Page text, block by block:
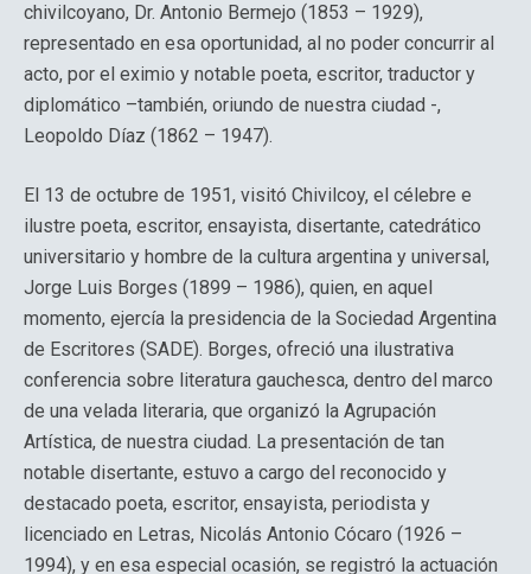
chivilcoyano, Dr. Antonio Bermejo (1853 – 1929),
representado en esa oportunidad, al no poder concurrir al
acto, por el eximio y notable poeta, escritor, traductor y
diplomático –también, oriundo de nuestra ciudad -,
Leopoldo Díaz (1862 – 1947).
El 13 de octubre de 1951, visitó Chivilcoy, el célebre e
ilustre poeta, escritor, ensayista, disertante, catedrático
universitario y hombre de la cultura argentina y universal,
Jorge Luis Borges (1899 – 1986), quien, en aquel
momento, ejercía la presidencia de la Sociedad Argentina
de Escritores (SADE). Borges, ofreció una ilustrativa
conferencia sobre literatura gauchesca, dentro del marco
de una velada literaria, que organizó la Agrupación
Artística, de nuestra ciudad. La presentación de tan
notable disertante, estuvo a cargo del reconocido y
destacado poeta, escritor, ensayista, periodista y
licenciado en Letras, Nicolás Antonio Cócaro (1926 –
1994), y en esa especial ocasión, se registró la actuación